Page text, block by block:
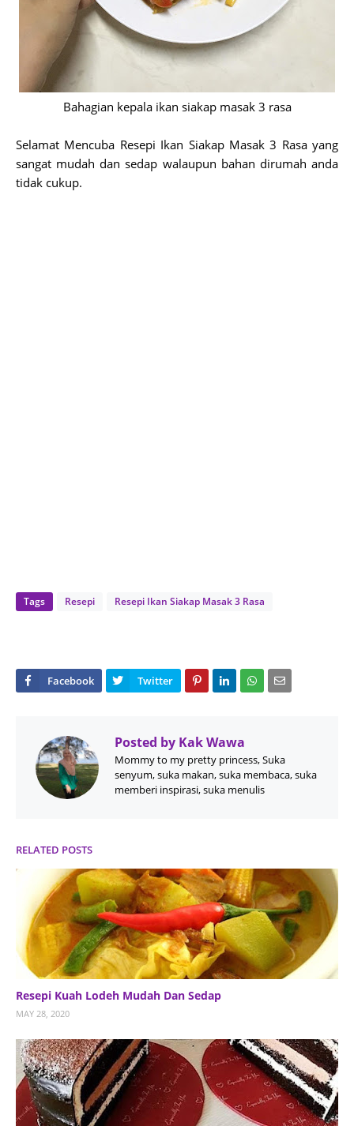
Bahagian kepala ikan siakap masak 3 rasa
Selamat Mencuba Resepi Ikan Siakap Masak 3 Rasa yang
sangat mudah dan sedap walaupun bahan dirumah anda
tidak cukup.
Tags Resepi Resepi Ikan Siakap Masak 3 Rasa
Posted by Kak Wawa
Mommy to my pretty princess, Suka
senyum, suka makan, suka membaca, suka
memberi inspirasi, suka menulis
RELATED POSTS
Resepi Kuah Lodeh Mudah Dan Sedap
MAY 28, 2020